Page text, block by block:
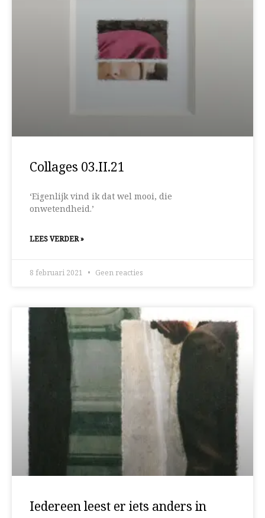
Collages 03.II.21
‘Eigenlijk vind ik dat wel mooi, die
onwetendheid.’
LEES VERDER »
8 februari 2021 Geen reacties
Iedereen leest er iets anders in